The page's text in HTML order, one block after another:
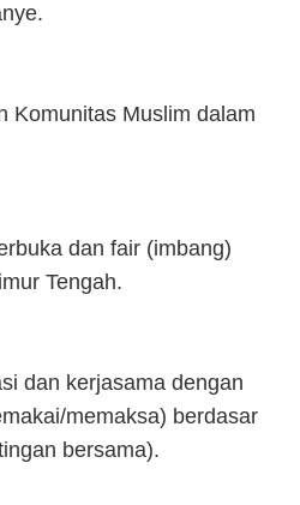
Komunitas Muslim dalam
dan fair (imbang)
Tengah.
dan kerjasama dengan
memaksa) berdasar
bersama).